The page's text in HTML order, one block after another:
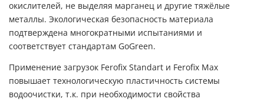
окислителей, не выделяя марганец и другие тяжёлые
металлы. Экологическая безопасность материала
подтверждена многократными испытаниями и
соответствует стандартам GoGreen.
Применение загрузок Ferofix Standart и Ferofix Max
повышает технологическую пластичность системы
водоочистки, т.к. при необходимости свойства